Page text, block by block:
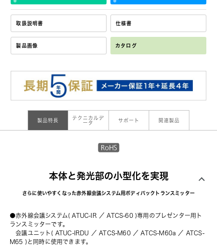
取扱説明書 仕様書
製品画像 カタログ
製品特長
テクニカルデ
ータ
サポート 関連製品
本体と発光部の小型化を実現
さらに使いやすくなった赤外線会議システム用ボディパックトランスミッター
●赤外線会議システム( ATUC-IR ／ ATCS-60 )専用のプレゼンター用ト
ランスミッターです。
会議ユニット( ATUC-IRDU ／ ATCS-M60 ／ ATCS-M60a ／ ATCS-
M65 )と同時に使用できます。